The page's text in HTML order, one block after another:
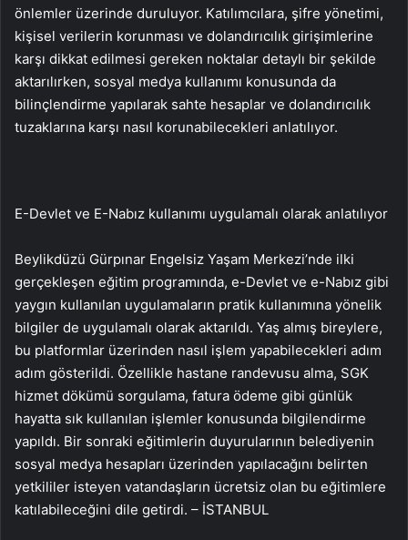
önlemler üzerinde duruluyor. Katılımcılara, şifre yönetimi,
kişisel verilerin korunması ve dolandırıcılık girişimlerine
karşı dikkat edilmesi gereken noktalar detaylı bir şekilde
aktarılırken, sosyal medya kullanımı konusunda da
bilinçlendirme yapılarak sahte hesaplar ve dolandırıcılık
tuzaklarına karşı nasıl korunabilecekleri anlatılıyor.
E-Devlet ve E-Nabız kullanımı uygulamalı olarak anlatılıyor
Beylikdüzü Gürpınar Engelsiz Yaşam Merkezi’nde ilki
gerçekleşen eğitim programında, e-Devlet ve e-Nabız gibi
yaygın kullanılan uygulamaların pratik kullanımına yönelik
bilgiler de uygulamalı olarak aktarıldı. Yaş almış bireylere,
bu platformlar üzerinden nasıl işlem yapabilecekleri adım
adım gösterildi. Özellikle hastane randevusu alma, SGK
hizmet dökümü sorgulama, fatura ödeme gibi günlük
hayatta sık kullanılan işlemler konusunda bilgilendirme
yapıldı. Bir sonraki eğitimlerin duyurularının belediyenin
sosyal medya hesapları üzerinden yapılacağını belirten
yetkililer isteyen vatandaşların ücretsiz olan bu eğitimlere
katılabileceğini dile getirdi. – İSTANBUL